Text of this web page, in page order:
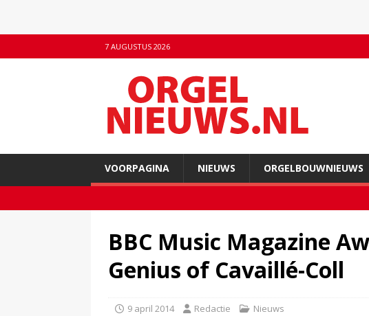
7 AUGUSTUS 2026
VOORPAGINA NIEUWS ORGELBOUWNIEUWS
BBC Music Magazine
Genius of Cavaillé-Coll
9 april 2014 Redactie Nieuws